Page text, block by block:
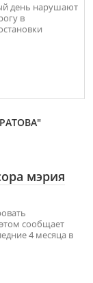
день нарушают
в
мэрия
сообщает
4 месяца в